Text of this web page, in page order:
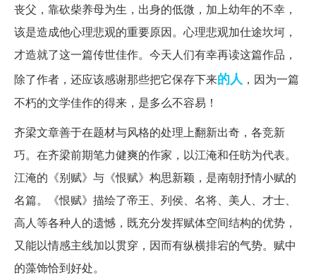
丧父，靠砍柴养母为生，出身的低微，加上幼年的不幸，
该是造成他心理悲观的重要原因。心理悲观加仕途坎坷，
才造就了这一篇传世佳作。今天人们有幸再读这篇作品，
除了作者，还应该感谢那些把它保存下来的人 ，因为一篇
不朽的文学佳作的得来，是多么不容易！
齐梁文章善于在题材与风格的处理上翻新出奇，各竞新
巧。在齐梁前期笔力健爽的作家，以江淹和任昉为代表。
江淹的《别赋》与《恨赋》构思新颖，是南朝抒情小赋的
名篇。《恨赋》描绘了帝王、列侯、名将、美人、才士、
高人等各种人的遗憾，既充分发挥赋体空间结构的优势，
又能以情感主线加以贯穿，因而有纵横排宕的气势。赋中
的藻饰恰到好处。